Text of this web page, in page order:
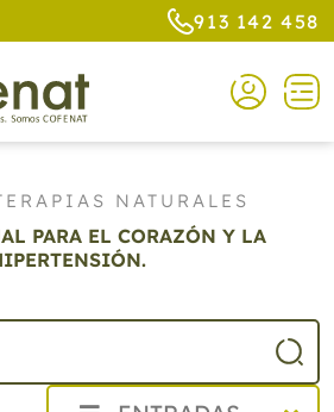
913 142 458
NATURALES
PARA EL CORAZÓN Y LA